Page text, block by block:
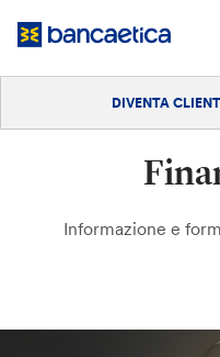
DIVENTA
Informazione e